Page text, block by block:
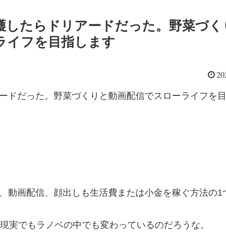
したらドリアードだった。野菜づく
イフを目指します
ドだった。野菜づくりと動画配信でスローライフを
動画配信、顔出しも生活費または小金を稼ぐ方法の1
実でもラノベの中でも変わっているのだろうな。